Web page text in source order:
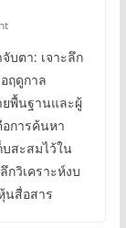
บตา: เจาะลึก
ฤดูกาล
ยพื้นฐานและผู้
การค้นหา
บสะสมไว้ใน
กวิเคราะห์งบ
นสื่อสาร